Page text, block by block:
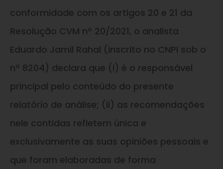
conformidade com os artigos 20 e 21 da
Resolução CVM nº 20/2021, o analista
Eduardo Jamil Rahal (inscrito no CNPI sob o
nº 8204) declara que (i) é o responsável
principal pelo conteúdo do presente
relatório de análise; (ii) as recomendações
nele contidas refletem única e
exclusivamente as suas opiniões pessoais e
que foram elaboradas de forma